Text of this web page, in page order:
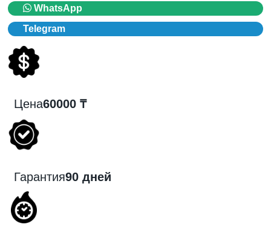
WhatsApp
Telegram
Цена60000 ₸
Гарантия90 дней